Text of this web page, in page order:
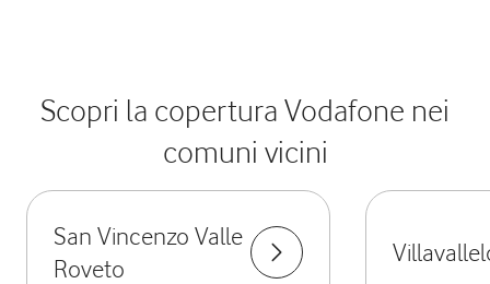
Scopri la copertura Vodafone nei
comuni vicini
San Vincenzo Valle
Roveto